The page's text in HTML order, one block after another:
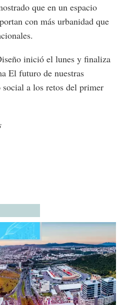
que en un espacio
con más urbanidad que
inició el lunes y finaliza
El futuro de nuestras
a los retos del primer